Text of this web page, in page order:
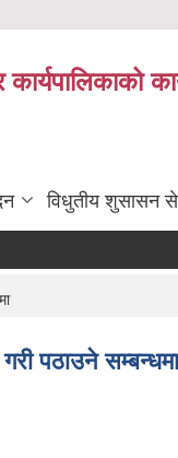
विधुतीय शुसासन
पठाउने सम्बन्धमा